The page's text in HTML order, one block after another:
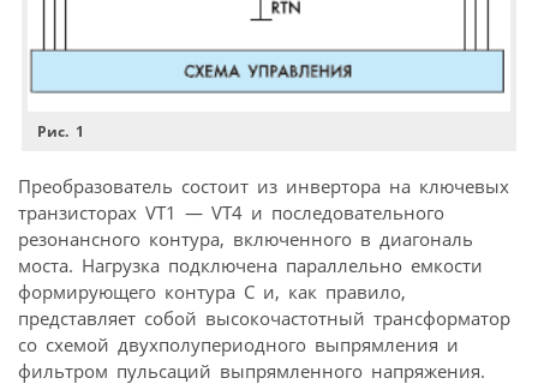
Рис. 1
Преобразователь состоит из инвертора на ключевых
транзисторах VT1 — VT4 и последовательного
резонансного контура, включенного в диагональ
моста. Нагрузка подключена параллельно емкости
формирующего контура С и, как правило,
представляет собой высокочастотный трансформатор
со схемой двухполупериодного выпрямления и
фильтром пульсаций выпрямленного напряжения.